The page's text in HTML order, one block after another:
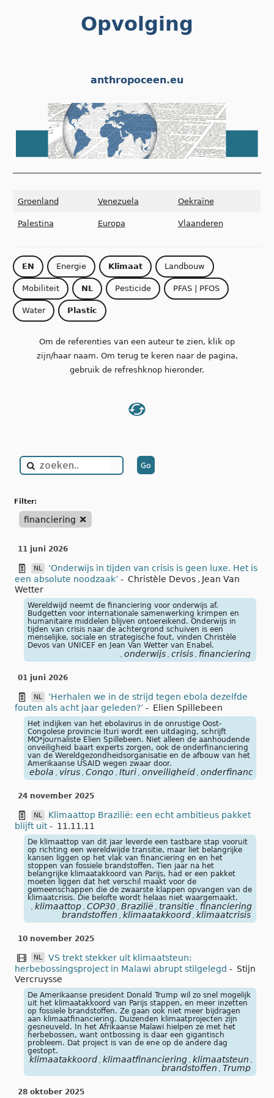
Opvolging
anthropoceen.eu
Groenland Venezuela Oekraïne
Palestina Europa Vlaanderen
EN Energie Klimaat Landbouw
Mobiliteit NL Pesticide PFAS | PFOS
Water Plastic
Om de referenties van een auteur te zien, klik op
zijn/haar naam. Om terug te keren naar de pagina,
gebruik de refreshknop hieronder.
filter:
financiering
11 juni 2026
NL
‘Onderwijs in tijden van crisis is geen luxe. Het is
een absolute noodzaak’ - Christèle Devos , Jean Van
Wetter
Wereldwijd neemt de financiering voor onderwijs af.
Budgetten voor internationale samenwerking krimpen en
humanitaire middelen blijven ontoereikend. Onderwijs in
tijden van crisis naar de achtergrond schuiven is een
menselijke, sociale en strategische fout, vinden Christèle
Devos van UNICEF en Jean Van Wetter van Enabel.
onderwijs crisis financiering
01 juni 2026
NL
‘Herhalen we in de strijd tegen ebola dezelfde
fouten als acht jaar geleden?’ - Elien Spillebeen
Het indijken van het ebolavirus in de onrustige Oost-
Congolese provincie Ituri wordt een uitdaging, schrijft
MO*journaliste Elien Spillebeen. Niet alleen de aanhoudende
onveiligheid baart experts zorgen, ook de onderfinanciering
van de Wereldgezondheidsorganisatie en de afbouw van het
Amerikaanse USAID wegen zwaar door.
ebola virus Congo Ituri onveiligheid
24 november 2025
NL
Klimaattop Brazilië: een echt ambitieus pakket
blijft uit- 11.11.11
De klimaattop van dit jaar leverde een tastbare stap vooruit
op richting een wereldwijde transitie, maar liet belangrijke
kansen liggen op het vlak van financiering en en het
stoppen van fossiele brandstoffen. Tien jaar na het
belangrijke klimaatakkoord van Parijs, had er een pakket
moeten liggen dat het verschil maakt voor de
gemeenschappen die de zwaarste klappen opvangen van de
klimaatcrisis. Die belofte wordt helaas niet waargemaakt.
klimaattop COP30 Brazilië transitie financiering
brandstoffen
klimaatakkoord klimaatcrisis
10 november 2025
NL
VS trekt stekker uit klimaatsteun:
herbebossingsproject in Malawi abrupt stilgelegd - Stijn
Vercruysse
De Amerikaanse president Donald Trump wil zo snel mogelijk
uit het klimaatakkoord van Parijs stappen, en meer inzetten
op fossiele brandstoffen. Ze gaan ook niet meer bijdragen
aan klimaatfinanciering. Duizenden klimaatprojecten zijn
gesneuveld. In het Afrikaanse Malawi hielpen ze met het
herbebossen, want ontbossing is daar een gigantisch
probleem. Dat project is van de ene op de andere dag
gestopt.
klimaatakkoord klimaatfinanciering klimaatsteun
brandstoffen
Trump
28 oktober 2025